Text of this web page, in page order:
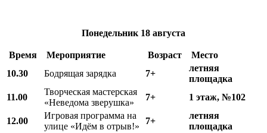
Понедельник 18 августа
Время Мероприятие Возраст
Место
10.30 Бодрящая зарядка 7+
летняя
площадка
11.00
Творческая мастерская
«Неведома зверушка»
7+ 1 этаж, №102
12.00
Игровая программа на
улице «Идём в отрыв!»
7+
летняя
площадка